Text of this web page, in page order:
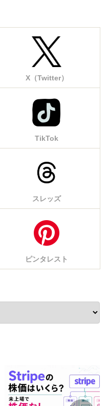
X（Twitter）
TikTok
スレッズ
ピンタレスト